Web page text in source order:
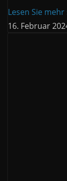
Lesen Sie mehr
16. Februar